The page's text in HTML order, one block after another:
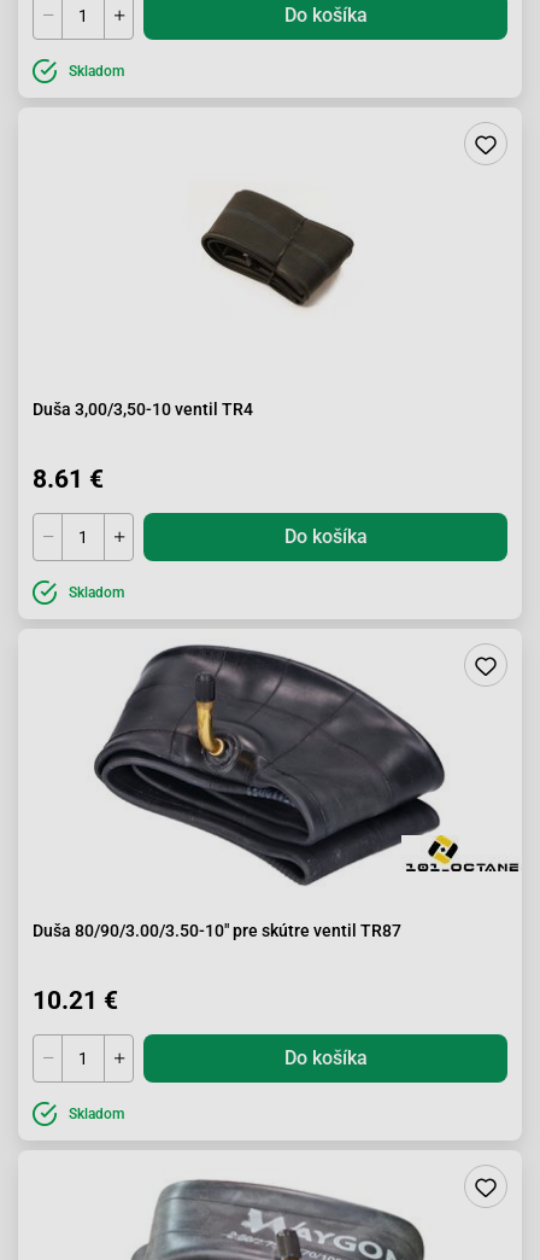
Do košíka
Skladom
Duša 3,00/3,50-10 ventil TR4
8.61 €
Do košíka
Skladom
Duša 80/90/3.00/3.50-10" pre skútre ventil TR87
10.21 €
Do košíka
Skladom